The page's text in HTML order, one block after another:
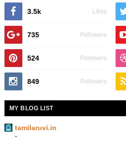
3.5k Likes
735 Followers
524 Followers
849 Followers
MY BLOG LIST
tamilaruvi.in
-